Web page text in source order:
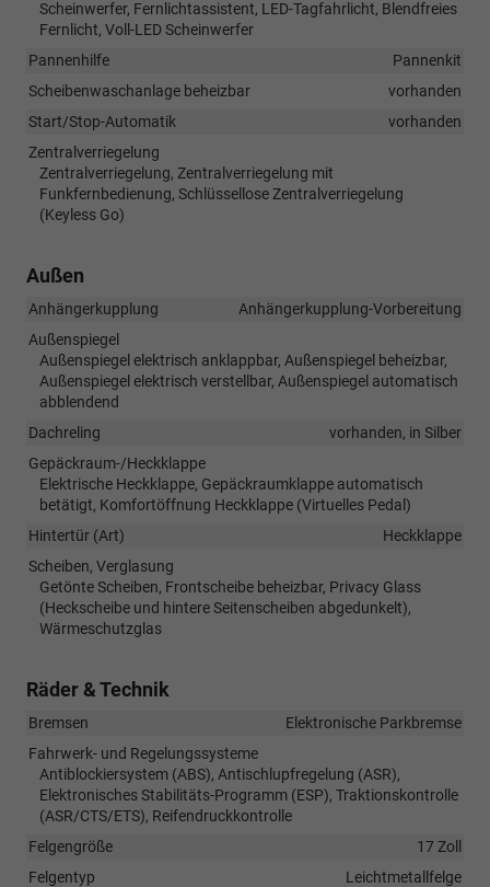
Scheinwerfer, Fernlichtassistent, LED-Tagfahrlicht, Blendfreies
Fernlicht, Voll-LED Scheinwerfer
Pannenhilfe
Pannenkit
Scheibenwaschanlage beheizbar
vorhanden
Start/Stop-Automatik
vorhanden
Zentralverriegelung
Zentralverriegelung, Zentralverriegelung mit
Funkfernbedienung, Schlüssellose Zentralverriegelung
(Keyless Go)
Außen
Anhängerkupplung
Anhängerkupplung-Vorbereitung
Außenspiegel
Außenspiegel elektrisch anklappbar, Außenspiegel beheizbar,
Außenspiegel elektrisch verstellbar, Außenspiegel automatisch
abblendend
Dachreling
vorhanden, in Silber
Gepäckraum-/Heckklappe
Elektrische Heckklappe, Gepäckraumklappe automatisch
betätigt, Komfortöffnung Heckklappe (Virtuelles Pedal)
Hintertür (Art)
Heckklappe
Scheiben, Verglasung
Getönte Scheiben, Frontscheibe beheizbar, Privacy Glass
(Heckscheibe und hintere Seitenscheiben abgedunkelt),
Wärmeschutzglas
Räder & Technik
Bremsen
Elektronische Parkbremse
Fahrwerk- und Regelungssysteme
Antiblockiersystem (ABS), Antischlupfregelung (ASR),
Elektronisches Stabilitäts-Programm (ESP), Traktionskontrolle
(ASR/CTS/ETS), Reifendruckkontrolle
Felgengröße
17 Zoll
Felgentyp
Leichtmetallfelge